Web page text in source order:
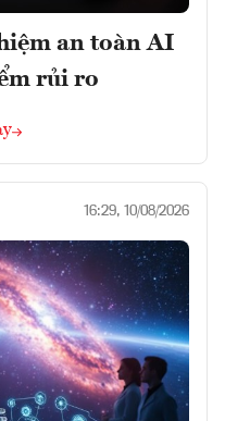
an toàn AI
rủi ro
16:29, 10/08/2026